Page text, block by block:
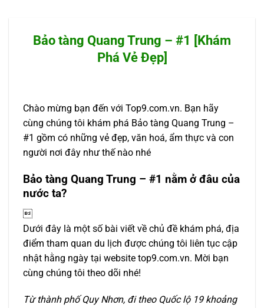
Bảo tàng Quang Trung – #1 [Khám
Phá Vẻ Đẹp]
Chào mừng bạn đến với Top9.com.vn. Bạn hãy
cùng chúng tôi khám phá Bảo tàng Quang Trung –
#1 gồm có những vẻ đẹp, văn hoá, ẩm thực và con
người nơi đây như thế nào nhé
Bảo tàng Quang Trung – #1 nằm ở đâu của
nước ta?

Dưới đây là một số bài viết về chủ đề khám phá, địa
điểm tham quan du lịch được chúng tôi liên tục cập
nhật hằng ngày tại website top9.com.vn. Mời bạn
cùng chúng tôi theo dõi nhé!
Từ thành phố Quy Nhơn, đi theo Quốc lộ 19 khoảng